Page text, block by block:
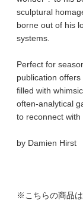
sculptural
borne out of his
systems.
Perfect for
publication
filled with
often-analytical
to reconnect
by Damien Hirst
※こちらの商品